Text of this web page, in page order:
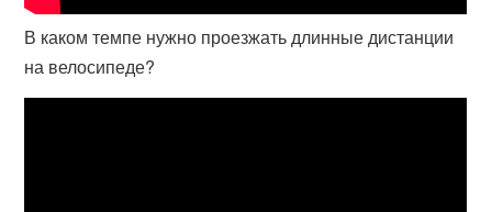
В каком темпе нужно проезжать длинные дистанции
на велосипеде?